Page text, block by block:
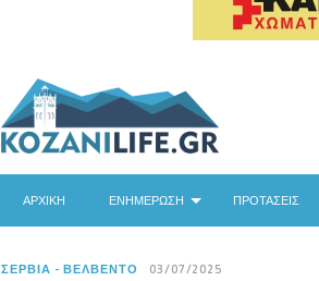
ΑΡΧΙΚΉ ΕΝΗΜΈΡΩΣΗ ΠΡΟΤΆΣΕΙΣ
ΣΈΡΒΙΑ - ΒΕΛΒΕΝΤΌ 03/07/2025